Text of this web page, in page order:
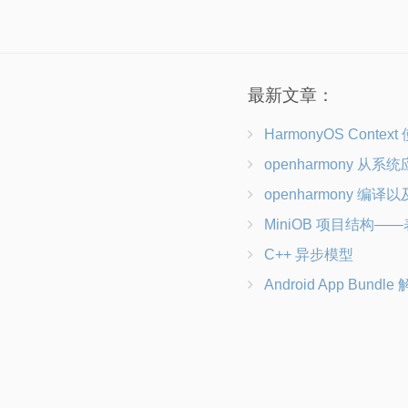
最新文章：
HarmonyOS Context
openharmony 从系统应用到三方应用
openharmony 编译以及
MiniOB 项目结构——表达
C++ 异步模型
Android App Bundle